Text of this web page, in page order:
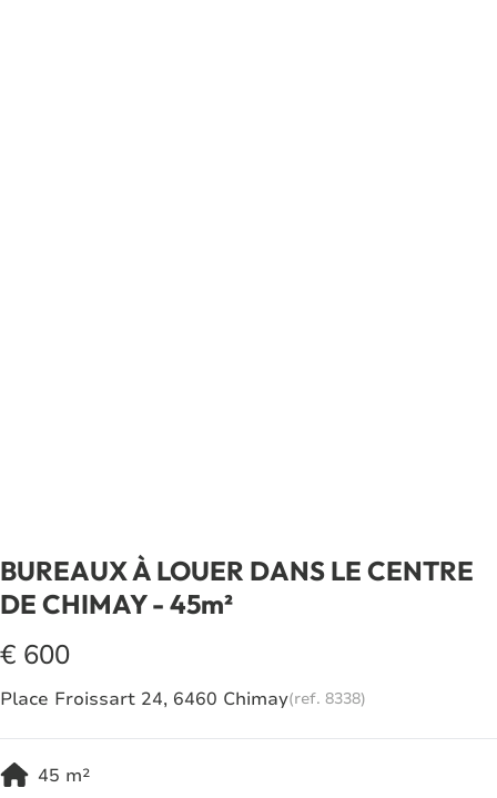
BUREAUX À LOUER DANS LE CENTRE
DE CHIMAY - 45m²
€ 600
Place Froissart 24, 6460 Chimay(ref. 8338)
45 m²